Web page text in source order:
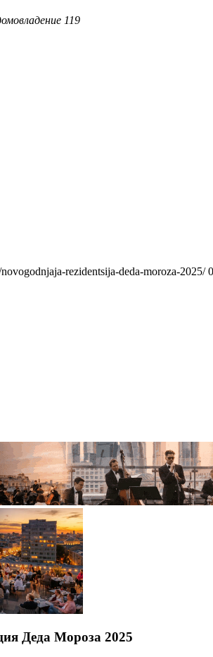
119
rezidentsija-deda-moroza-2025/ 0
Деда Мороза 2025